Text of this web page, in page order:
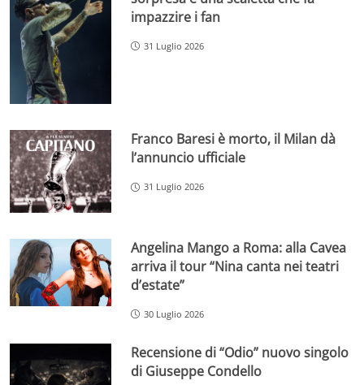
impazzire i fan
31 Luglio 2026
Franco Baresi è morto, il Milan dà
l’annuncio ufficiale
31 Luglio 2026
Angelina Mango a Roma: alla Cavea
arriva il tour “Nina canta nei teatri
d’estate”
30 Luglio 2026
Recensione di “Odio” nuovo singolo
di Giuseppe Condello